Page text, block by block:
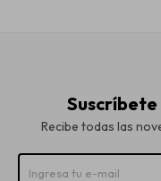
Recibe todas las